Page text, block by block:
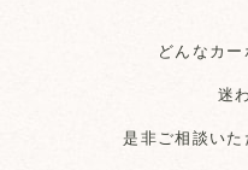
どんなカ
迷
是非ご相談い